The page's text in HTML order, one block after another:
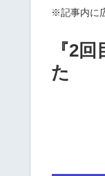
※記事内に
『2
た